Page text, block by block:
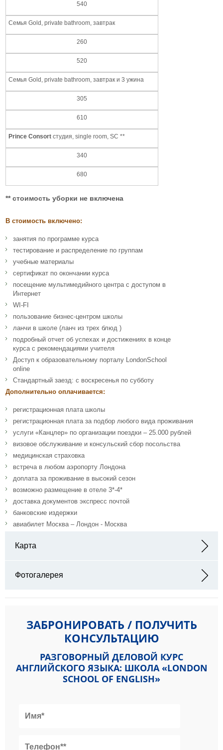
540
Семья Gold, private bathroom, завтрак
260
520
Семья Gold, private bathroom, завтрак и 3 ужина
305
610
Prince Consort студия, single room, SC **
340
680
** стоимость уборки не включена
В стоимость включено:
занятия по программе курса
тестирование и распределение по группам
учебные материалы
сертификат по окончании курса
посещение мультимедийного центра с доступом в
Интернет
WI-FI
пользование бизнес-центром школы
ланчи в школе (ланч из трех блюд )
подробный отчет об успехах и достижениях в конце
курса с рекомендациями учителя
Доступ к образовательному порталу LondonSchool
online
Стандартный заезд: с воскресенья по субботу
Дополнительно оплачивается:
регистрационная плата школы
регистрационная плата за подбор любого вида проживания
услуги «Канцлер» по организации поездки – 25.000 рублей
визовое обслуживание и консульский сбор посольства
медицинская страховка
встреча в любом аэропорту Лондона
доплата за проживание в высокий сезон
возможно размещение в отеле 3*-4*
доставка документов экспресс почтой
банковские издержки
авиабилет Москва – Лондон - Москва
Карта
Фотогалерея
ЗАБРОНИРОВАТЬ / ПОЛУЧИТЬ
КОНСУЛЬТАЦИЮ
РАЗГОВОРНЫЙ ДЕЛОВОЙ КУРС
АНГЛИЙСКОГО ЯЗЫКА: ШКОЛА «LONDON
SCHOOL OF ENGLISH»